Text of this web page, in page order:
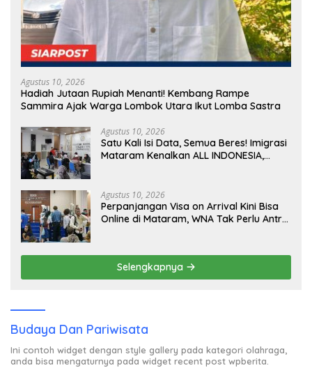
Agustus 10, 2026
Hadiah Jutaan Rupiah Menanti! Kembang Rampe
Sammira Ajak Warga Lombok Utara Ikut Lomba Sastra
Agustus 10, 2026
Satu Kali Isi Data, Semua Beres! Imigrasi
Mataram Kenalkan ALL INDONESIA,
Agustus 10, 2026
Perpanjangan Visa on Arrival Kini Bisa
Online di Mataram, WNA Tak Perlu Antre
Selengkapnya
Budaya Dan Pariwisata
Ini contoh widget dengan style gallery pada kategori olahraga,
anda bisa mengaturnya pada widget recent post wpberita.